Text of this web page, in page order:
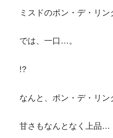
ミスドのポン・デ・リ
では、一口…。
!?
なんと、ポン・デ・リン
甘さもなんとなく上品…